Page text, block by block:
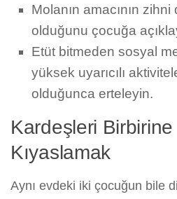
Molanın amacının
olduğunu çocuğa
Etüt bitmeden sosyal
yüksek uyarıcılı
olduğunca erteleyin.
Kardeşleri
Kıyaslamak
Aynı evdeki iki çocuğun bile